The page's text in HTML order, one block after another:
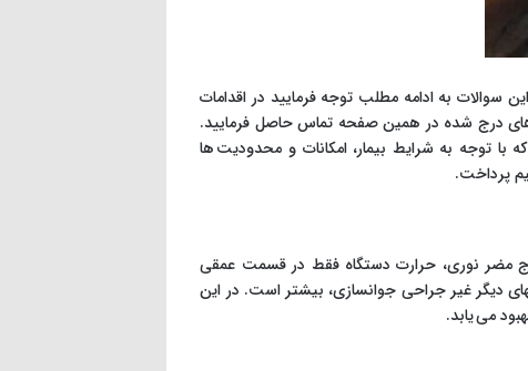
به ادامه مطلب توجه فرمایید در اقدامات
های درج شده در همین صفحه تماس حاصل فرمایید.
توجه به شرایط بیمار، امکانات و محدودیت ها
پرداخت.
مضر نوری، حرارت دستگاه فقط در قسمت عمقی
دیگر غیر جراحی جوانسازی، بیشتر است. در این
می یابد.